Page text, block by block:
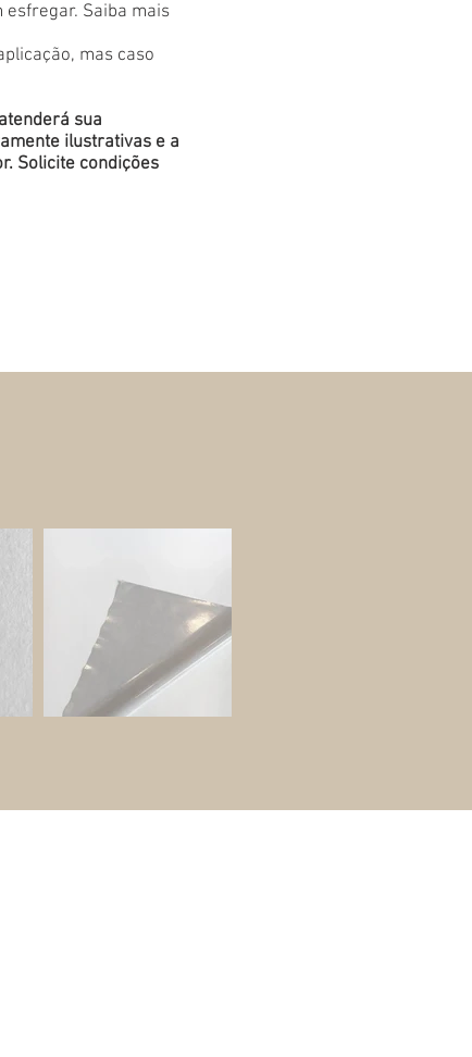
esfregar. Saiba mais
mas caso
sua
ilustrativas e a
Solicite condições